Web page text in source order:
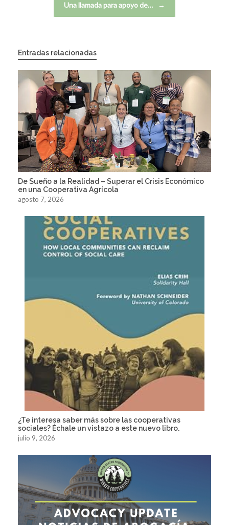
Una llamada para apoyo de… →
Entradas relacionadas
De Sueño a la Realidad – Superar el Crisis Económico
en una Cooperativa Agrícola
agosto 7, 2026
¿Te interesa saber más sobre las cooperativas
sociales? Échale un vistazo a este nuevo libro.
julio 9, 2026